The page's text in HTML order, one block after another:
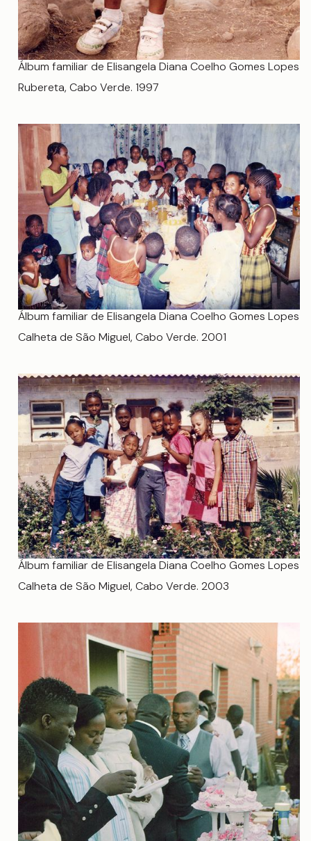
Álbum familiar de Elisangela Diana Coelho Gomes Lopes
Rubereta, Cabo Verde. 1997
Álbum familiar de Elisangela Diana Coelho Gomes Lopes
Calheta de São Miguel, Cabo Verde. 2001
Álbum familiar de Elisangela Diana Coelho Gomes Lopes
Calheta de São Miguel, Cabo Verde. 2003